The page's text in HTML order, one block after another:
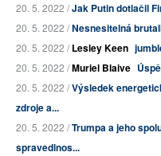
20. 5. 2022 /Jak Putin dotlačil
20. 5. 2022 /Nesnesitelná
20. 5. 2022 /Lesley Keen
20. 5. 2022 /Muriel Blaive
20. 5. 2022 /Výsledek
zdroje a...
20. 5. 2022 /Trumpa a jeho
spravedlnos...